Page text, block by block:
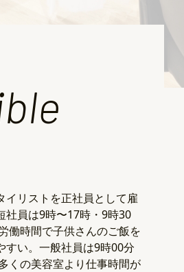
イリストを正社員として雇
社員は9時〜17時・9時30
働時間で子供さんのご飯を
すい。一般社員は9時00分
くの美容室より仕事時間が